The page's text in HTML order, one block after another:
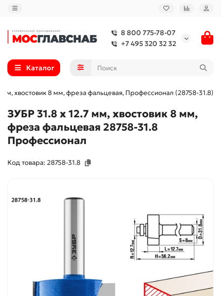
8 800 775-78-07
+7 495 320 32 32
Каталог
мм, хвостовик 8 мм, фреза фальцевая, Профессионал (28758-31.8)
ЗУБР 31.8 x 12.7 мм, хвостовик 8 мм,
фреза фальцевая 28758-31.8
Профессионал
Код товара: 28758-31.8